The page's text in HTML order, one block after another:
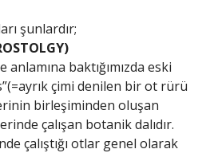
şunlardır;
baktığımızda eski
çimi denilen bir ot rürü
birleşiminden oluşan
çalışan botanik dalıdır.
çalıştığı otlar genel olarak